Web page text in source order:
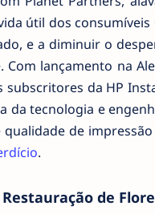
útil dos
e a diminuir o
Com lançamento na
subscritores da HP
da tecnologia e
qualidade de
.
de